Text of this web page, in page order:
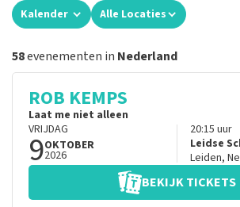
Kalender Alle Locaties
58evenementen in Nederland
ROB KEMPS
Laat me niet alleen
VRIJDAG
9OKTOBER
2026
20:15 uur
Leidse
Leiden,
BEKIJK TICKETS